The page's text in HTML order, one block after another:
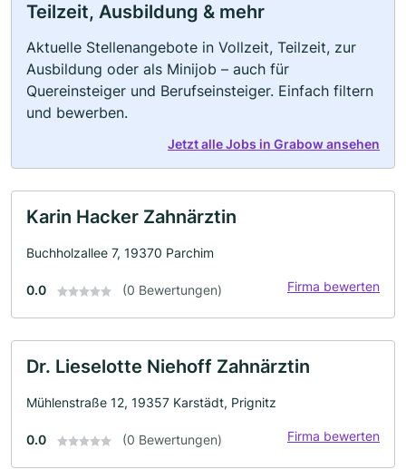
Teilzeit, Ausbildung & mehr
Aktuelle Stellenangebote in Vollzeit, Teilzeit, zur
Ausbildung oder als Minijob – auch für
Quereinsteiger und Berufseinsteiger. Einfach filtern
und bewerben.
Jetzt alle Jobs in Grabow ansehen
Karin Hacker Zahnärztin
Buchholzallee 7, 19370 Parchim
0.0 (0 Bewertungen) Firma bewerten
Dr. Lieselotte Niehoff Zahnärztin
Mühlenstraße 12, 19357 Karstädt, Prignitz
0.0 (0 Bewertungen) Firma bewerten